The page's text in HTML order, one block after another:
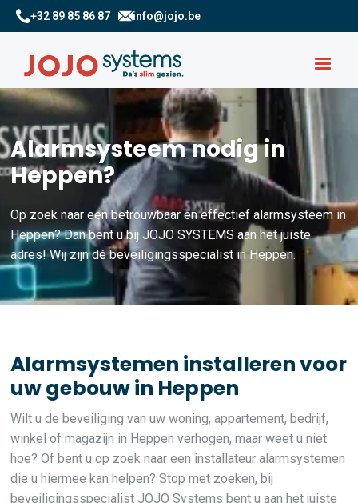
+32 89 85 86 87 info@jojo.be
Alarmsysteem nodig in
Heppen?
Op zoek naar een betrouwbaar en effectief alarmsysteem in
Heppen? Dan bent u bij JOJO SYSTEMS aan het juiste
adres! Wij zijn dé beveiligingsspecialist in Heppen.
Alarmsystemen installeren voor
uw gebouw in Heppen
Wilt u de beveiliging van uw woning, appartement, bedrijf,
winkel of magazijn in Heppen verhogen, maar weet u niet
hoe? Of bent u op zoek naar een installateur alarmsystemen
die u hiermee kan helpen? Stop met zoeken, bij
beveiligingsspecialist JOJO Systems bent u aan het juiste